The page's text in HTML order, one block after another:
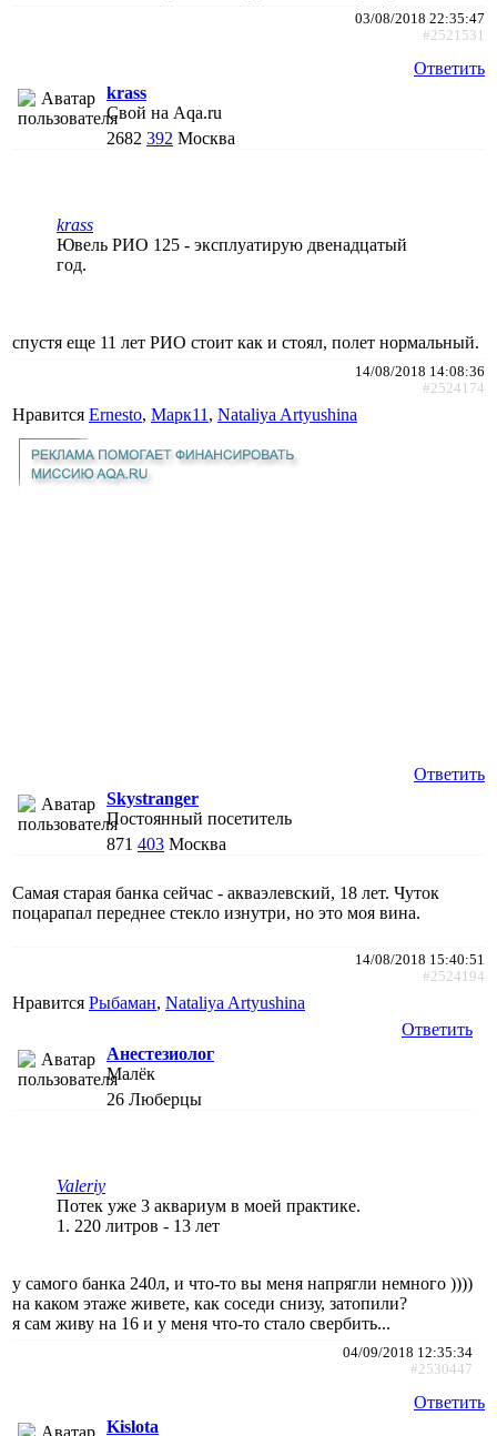
03/08/2018 22:35:47
#2521531
Ответить
krass
Свой на Aqa.ru
2682 392 Москва
krass
Ювель РИО 125 - эксплуатирую двенадцатый
год.
спустя еще 11 лет РИО стоит как и стоял, полет нормальный.
14/08/2018 14:08:36
#2524174
Нравится Ernesto, Марк11 , Nataliya Artyushina
Ответить
Skystranger
Постоянный посетитель
871 403 Москва
Самая старая банка сейчас - акваэлевский, 18 лет. Чуток
поцарапал переднее стекло изнутри, но это моя вина.
14/08/2018 15:40:51
#2524194
Нравится Рыбаман, Nataliya Artyushina
Ответить
Анестезиолог
Малёк
26 Люберцы
Valeriy
Потек уже 3 аквариум в моей практике.
1. 220 литров - 13 лет
у самого банка 240л, и что-то вы меня напрягли немного ))))
на каком этаже живете, как соседи снизу, затопили?
я сам живу на 16 и у меня что-то стало свербить...
04/09/2018 12:35:34
#2530447
Ответить
Kislota